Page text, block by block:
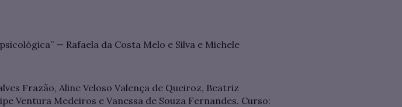
— Rafaela da Costa Melo e Silva e Michele
Frazão, Aline Veloso Valença de Queiroz, Beatriz
Ventura Medeiros e Vanessa de Souza Fernandes. Curso: